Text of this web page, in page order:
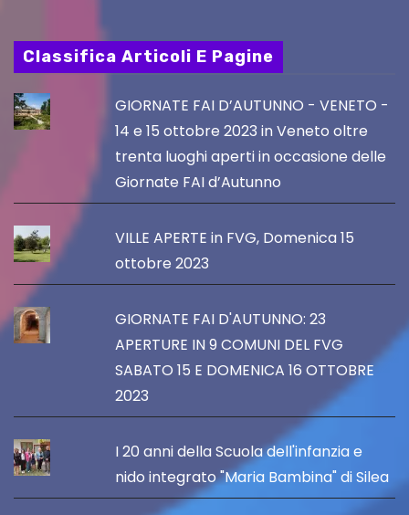
Classifica Articoli E Pagine
GIORNATE FAI D’AUTUNNO - VENETO -
14 e 15 ottobre 2023 in Veneto oltre
trenta luoghi aperti in occasione delle
Giornate FAI d’Autunno
VILLE APERTE in FVG, Domenica 15
ottobre 2023
GIORNATE FAI D'AUTUNNO: 23
APERTURE IN 9 COMUNI DEL FVG
SABATO 15 E DOMENICA 16 OTTOBRE
2023
I 20 anni della Scuola dell'infanzia e
nido integrato "Maria Bambina" di Silea